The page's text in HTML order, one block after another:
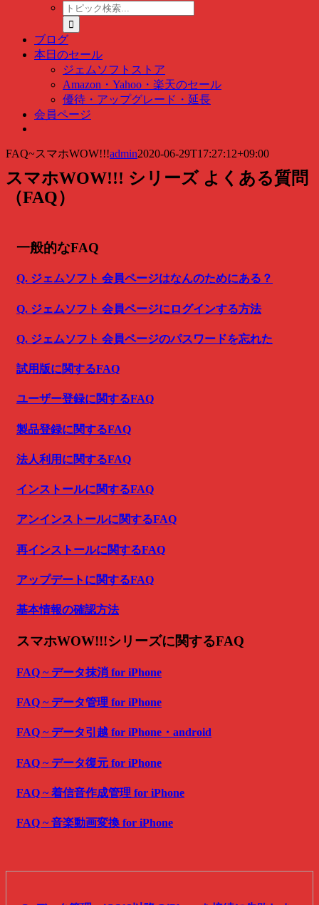
ト
ピ
ッ
ク
検
索
…
ブログ
本日のセール
ジェムソフトストア
Amazon・Yahoo・楽天のセール
優待・アップグレード・延長
会員ページ
FAQ~スマホWOW!!!admin2020-06-29T17:27:12+09:00
スマホWOW!!! シリーズ よくある質問
（FAQ）
一般的なFAQ
Q. ジェムソフト 会員ページはなんのためにある？
Q. ジェムソフト 会員ページにログインする方法
Q. ジェムソフト 会員ページのパスワードを忘れた
試用版に関するFAQ
ユーザー登録に関するFAQ
製品登録に関するFAQ
法人利用に関するFAQ
インストールに関するFAQ
アンインストールに関するFAQ
再インストールに関するFAQ
アップデートに関するFAQ
基本情報の確認方法
スマホWOW!!!シリーズに関するFAQ
FAQ ~ データ抹消 for iPhone
FAQ ~ データ管理 for iPhone
FAQ ~ データ引越 for iPhone・android
FAQ ~ データ復元 for iPhone
FAQ ~ 着信音作成管理 for iPhone
FAQ ~ 音楽動画変換 for iPhone